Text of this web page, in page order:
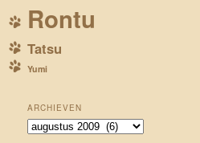
Rontu
Tatsu
Yumi
ARCHIEVEN
Archieven